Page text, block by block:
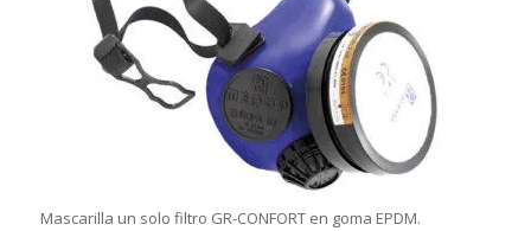
Mascarilla un solo filtro GR-CONFORT en goma EPDM.